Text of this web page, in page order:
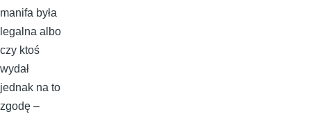
manifa była
legalna albo
czy ktoś
wydał
jednak na to
zgodę –